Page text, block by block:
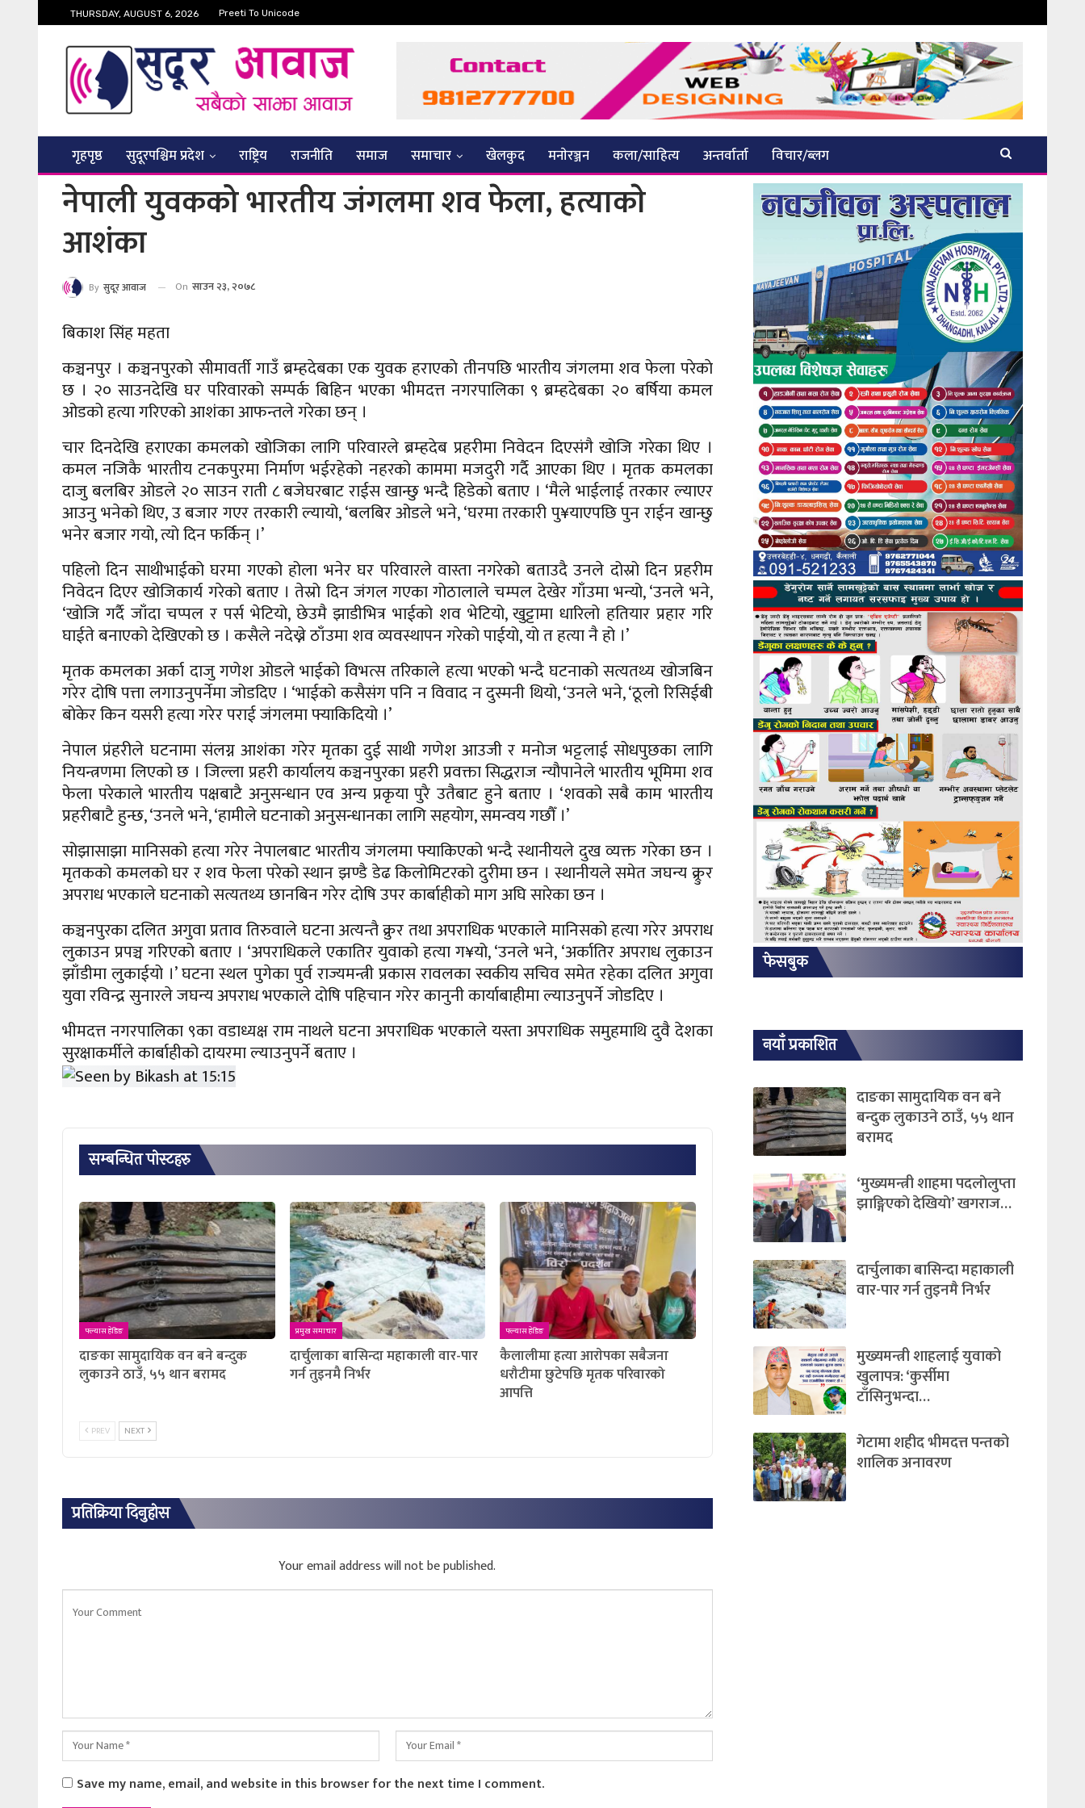
THURSDAY, AUGUST 6, 2026 Preeti To Unicode
गृहपृष्ठ सुदूरपश्चिम प्रदेश राष्ट्रिय राजनीति समाज समाचार खेलकुद मनाेरञ्जन कला/साहित्य अन्तर्वार्ता विचार/ब्लग
नेपाली युवकको भारतीय जंगलमा शव फेला, हत्याकाे
आशंका
By सुदूर आवाज On साउन २३, २०७८
बिकाश सिंह महता
कञ्चनपुर । कञ्चनपुरको सीमावर्ती गाउँ ब्रम्हदेबका एक युवक हराएकाे तीनपछि भारतीय जंगलमा शव फेला परेकाे
छ । २० साउनदेखि घर परिवारको सम्पर्क बिहिन भएका भीमदत्त नगरपालिका ९ ब्रम्हदेबका २० बर्षिया कमल
ओडको हत्या गरिएकाे आशंका आफन्तले गरेका छन् ।
चार दिनदेखि हराएका कमलको खोजिका लागि परिवारले ब्रम्हदेब प्रहरीमा निवेदन दिएसंगै खोजि गरेका थिए ।
कमल नजिकै भारतीय टनकपुरमा निर्माण भईरहेको नहरको काममा मजदुरी गर्दै आएका थिए । मृतक कमलका
दाजु बलबिर ओडले २० साउन राती ८ बजेघरबाट राईस खान्छु भन्दै हिडेको बताए । ‘मैले भाईलाई तरकार ल्याएर
आउनु भनेको थिए, उ बजार गएर तरकारी ल्यायो, ‘बलबिर ओडले भने, ‘घरमा तरकारी पु¥याएपछि पुन राईन खान्छु
भनेर बजार गयो, त्यो दिन फर्किन् ।’
पहिलो दिन साथीभाईको घरमा गएको होला भनेर घर परिवारले वास्ता नगरेको बताउदै उनले दोस्रो दिन प्रहरीम
निवेदन दिएर खोजिकार्य गरेको बताए । तेस्रो दिन जंगल गएका गोठालाले चम्पल देखेर गाँउमा भन्यो, ‘उनले भने,
‘खोजि गर्दै जाँदा चप्पल र पर्स भेटियो, छेउमै झाडीभित्र भाईको शव भेटियो, खुट्टामा धारिलो हतियार प्रहार गरि
घाईते बनाएको देखिएको छ । कसैले नदेख्ने ठाँउमा शव व्यवस्थापन गरेको पाईयो, यो त हत्या नै हो ।’
मृतक कमलका अर्का दाजु गणेश ओडले भाईको विभत्स तरिकाले हत्या भएको भन्दै घटनाको सत्यतथ्य खोजबिन
गरेर दोषि पत्ता लगाउनुपर्नेमा जोडदिए । ‘भाईको कसैसंग पनि न विवाद न दुस्मनी थियो, ‘उनले भने, ‘ठूलो रिसिईबी
बोकेर किन यसरी हत्या गरेर पराई जंगलमा फ्याकिदियो ।’
नेपाल प्रंहरीले घटनामा संलग्न आशंका गरेर मृतका दुई साथी गणेश आउजी र मनोज भट्टलाई सोधपुछका लागि
नियन्त्रणमा लिएको छ । जिल्ला प्रहरी कार्यालय कञ्चनपुरका प्रहरी प्रवक्ता सिद्धराज न्यौपानेले भारतीय भूमिमा शव
फेला परेकाले भारतीय पक्षबाटै अनुसन्धान एव अन्य प्रकृया पुरै उतैबाट हुने बताए । ‘शवको सबै काम भारतीय
प्रहरीबाटै हुन्छ, ‘उनले भने, ‘हामीले घटनाको अनुसन्धानका लागि सहयोग, समन्वय गछौँ ।’
सोझासाझा मानिसको हत्या गरेर नेपालबाट भारतीय जंगलमा फ्याकिएको भन्दै स्थानीयले दुख व्यक्त गरेका छन ।
मृतकको कमलको घर र शव फेला परेको स्थान झण्डै डेढ किलोमिटरको दुरीमा छन । स्थानीयले समेत जघन्य क्र्रुर
अपराध भएकाले घटनाको सत्यतथ्य छानबिन गरेर दोषि उपर कार्बाहीको माग अघि सारेका छन ।
कञ्चनपुरका दलित अगुवा प्रताव तिरुवाले घटना अत्यन्तै क्रुर तथा अपराधिक भएकाले मानिसको हत्या गरेर अपराध
लुकाउन प्रपञ्च गरिएको बताए । ‘अपराधिकले एकातिर युवाको हत्या ग¥यो, ‘उनले भने, ‘अर्कातिर अपराध लुकाउन
झाँडीमा लुकाईयो ।’ घटना स्थल पुगेका पुर्व राज्यमन्त्री प्रकास रावलका स्वकीय सचिव समेत रहेका दलित अगुवा
युवा रविन्द्र सुनारले जघन्य अपराध भएकाले दोषि पहिचान गरेर कानुनी कार्याबाहीमा ल्याउनुपर्ने जोडदिए ।
भीमदत्त नगरपालिका ९का वडाध्यक्ष राम नाथले घटना अपराधिक भएकाले यस्ता अपराधिक समुहमाथि दुवै देशका
सुरक्षाकर्मीले कार्बाहीको दायरमा ल्याउनुपर्ने बताए ।
सम्बन्धित पाेस्टहरु
फ्ल्यास हेडिङ
दाङका सामुदायिक वन बने बन्दुक
लुकाउने ठाउँ, ५५ थान बरामद
प्रमुख समाचार
दार्चुलाका बासिन्दा महाकाली वार-पार
गर्न तुइनमै निर्भर
फ्ल्यास हेडिङ
कैलालीमा हत्या आराेपका सबैजना
धरौटीमा छुटेपछि मृतक परिवारको
आपत्ति
PREV NEXT
प्रतिक्रिया दिनुहोस
Your email address will not be published.
Save my name, email, and website in this browser for the next time I comment.
फेसबुक
नयाँ प्रकाशित
दाङका सामुदायिक वन बने
बन्दुक लुकाउने ठाउँ, ५५ थान
बरामद
‘मुख्यमन्त्री शाहमा पदलाेलुप्ता
झाङ्गिएकाे देखियाे’ खगराज…
दार्चुलाका बासिन्दा महाकाली
वार-पार गर्न तुइनमै निर्भर
मुख्यमन्त्री शाहलाई युवाको
खुलापत्र: ‘कुर्सीमा
टाँसिनुभन्दा…
गेटामा शहीद भीमदत्त पन्तको
शालिक अनावरण